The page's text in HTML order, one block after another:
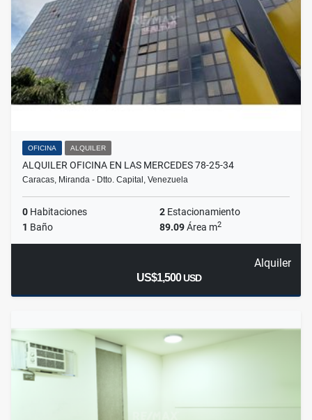
OFICINA ALQUILER
ALQUILER OFICINA EN LAS MERCEDES 78-25-34
Caracas, Miranda - Dtto. Capital, Venezuela
0 Habitaciones 2 Estacionamiento
1 Baño 89.09Área m2
Alquiler
US$1,500USD